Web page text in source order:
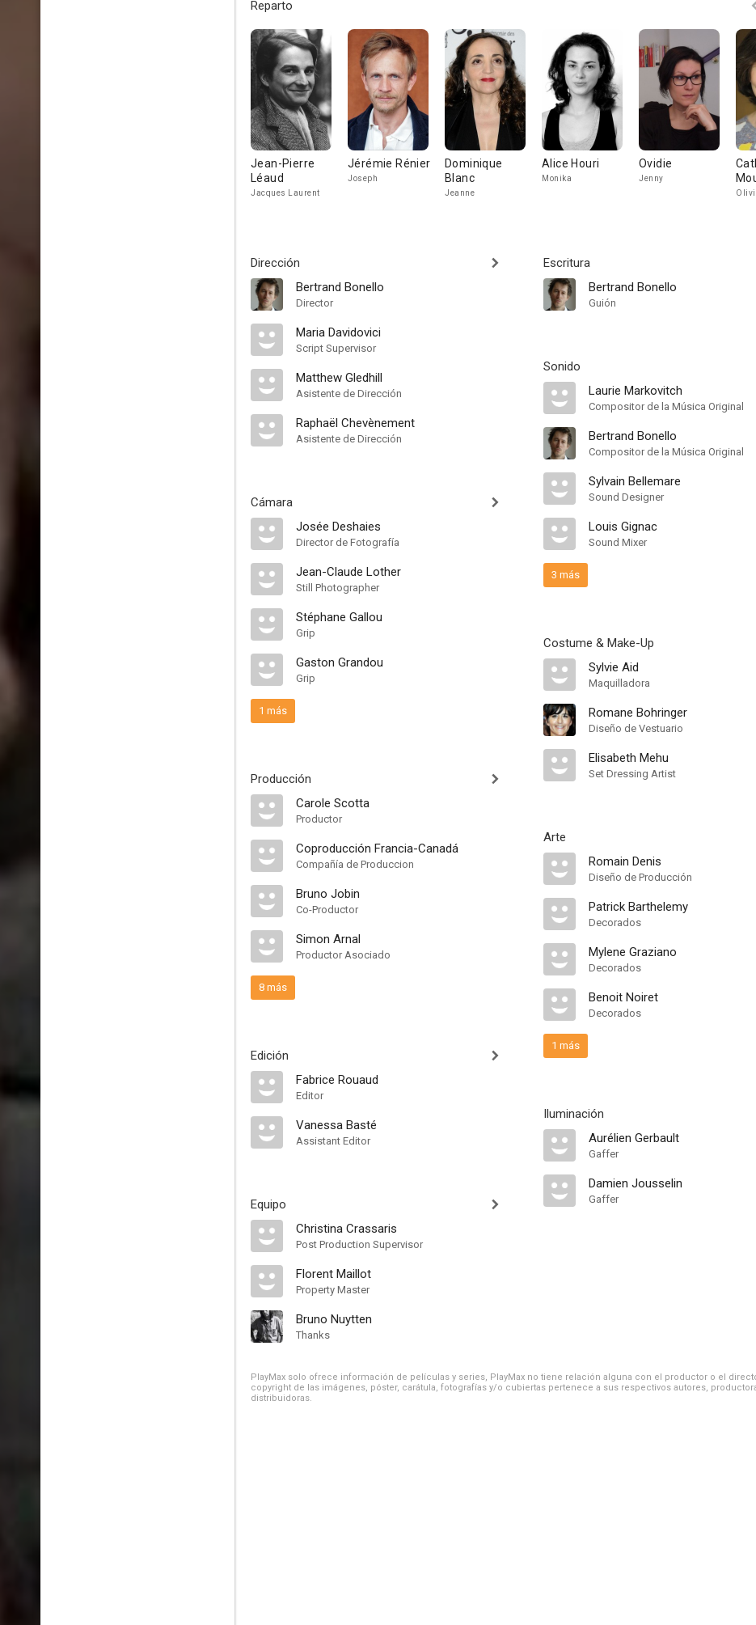
Reparto
Jean-Pierre
Léaud
Jacques Laurent
Jérémie Rénier
Joseph
Dominique
Blanc
Jeanne
Alice Houri
Monika
Ovidie
Jenny
Dirección
Bertrand Bonello
Director
Maria Davidovici
Script Supervisor
Matthew Gledhill
Asistente de Dirección
Raphaël Chevènement
Asistente de Dirección
Cámara
Josée Deshaies
Director de Fotografía
Jean-Claude Lother
Still Photographer
Stéphane Gallou
Grip
Gaston Grandou
Grip
1 más
Producción
Carole Scotta
Productor
Coproducción Francia-Canadá
Compañía de Produccion
Bruno Jobin
Co-Productor
Simon Arnal
Productor Asociado
8 más
Edición
Fabrice Rouaud
Editor
Vanessa Basté
Assistant Editor
Equipo
Christina Crassaris
Post Production Supervisor
Florent Maillot
Property Master
Bruno Nuytten
Thanks
Escritura
Bertrand Bonello
Guión
Sonido
Laurie Markovitch
Compositor de la Música Original
Bertrand Bonello
Compositor de la Música Original
Sylvain Bellemare
Sound Designer
Louis Gignac
Sound Mixer
3 más
Costume & Make-Up
Sylvie Aid
Maquilladora
Romane Bohringer
Diseño de Vestuario
Elisabeth Mehu
Set Dressing Artist
Arte
Romain Denis
Diseño de Producción
Patrick Barthelemy
Decorados
Mylene Graziano
Decorados
Benoit Noiret
Decorados
1 más
Iluminación
Aurélien Gerbault
Gaffer
Damien Jousselin
Gaffer
PlayMax solo ofrece información de películas y series, PlayMax no tiene relación alguna con el productor o el
copyright de las imágenes, póster, carátula, fotografías y/o cubiertas pertenece a sus respectivos autores,
distribuidoras.